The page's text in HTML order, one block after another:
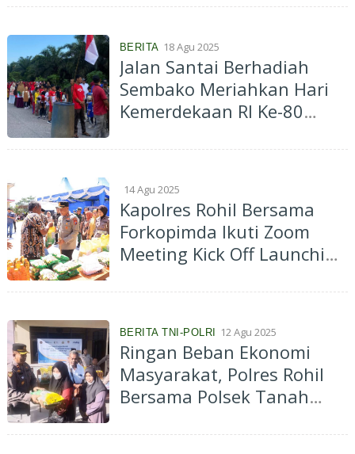
Ke-80 RI
BERITA 18 Agu 2025
Jalan Santai Berhadiah
Sembako Meriahkan Hari
Kemerdekaan RI Ke-80
Pinang Sebatang
14 Agu 2025
Kapolres Rohil Bersama
Forkopimda Ikuti Zoom
Meeting Kick Off Launching
Nasional
BERITA TNI-POLRI 12 Agu 2025
Ringan Beban Ekonomi
Masyarakat, Polres Rohil
Bersama Polsek Tanah
Murah